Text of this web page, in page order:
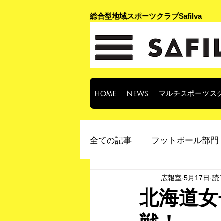
​総合型地域スポーツクラブSafilva
HOME NEWS マルチスポーツス
全ての記事 フットボール部門
北海道
広報室 5月17日 読